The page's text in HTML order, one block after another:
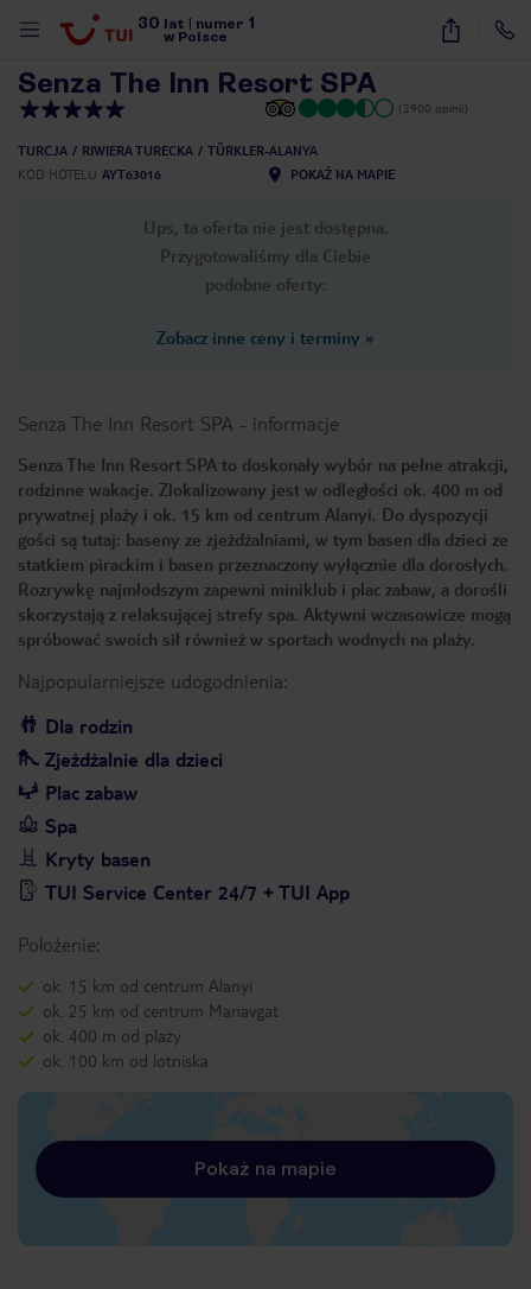
30 lat numer 1
w Polsce
49
Senza The Inn Resort SPA
(2900 opinii)
TURCJA RIWIERA TURECKA
TÜRKLER-ALANYA
KOD HOTELU AYT63016 POKAŻ NA MAPIE
Ups, ta oferta nie jest dostępna.
Przygotowaliśmy dla Ciebie
podobne oferty:
Zobacz inne ceny i terminy »
Senza The Inn Resort SPA - informacje
Senza The Inn Resort SPA to doskonały wybór na pełne atrakcji,
rodzinne wakacje. Zlokalizowany jest w odległości ok. 400 m od
prywatnej plaży i ok. 15 km od centrum Alanyi. Do dyspozycji
gości są tutaj: baseny ze zjeżdżalniami, w tym basen dla dzieci ze
statkiem pirackim i basen przeznaczony wyłącznie dla dorosłych.
Rozrywkę najmłodszym zapewni miniklub i plac zabaw, a dorośli
skorzystają z relaksującej strefy spa. Aktywni wczasowicze mogą
spróbować swoich sił również w sportach wodnych na plaży.
Najpopularniejsze udogodnienia:
Dla rodzin
Zjeżdżalnie dla dzieci
Plac zabaw
Spa
Kryty basen
TUI Service Center 24/7 + TUI App
Położenie:
ok. 15 km od centrum Alanyi
ok. 25 km od centrum Manavgat
ok. 400 m od plaży
ok. 100 km od lotniska
Pokaż na mapie